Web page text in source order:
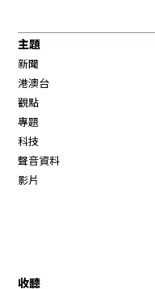
主題
新聞
港澳台
觀點
專題
科技
聲音資料
影片
收聽